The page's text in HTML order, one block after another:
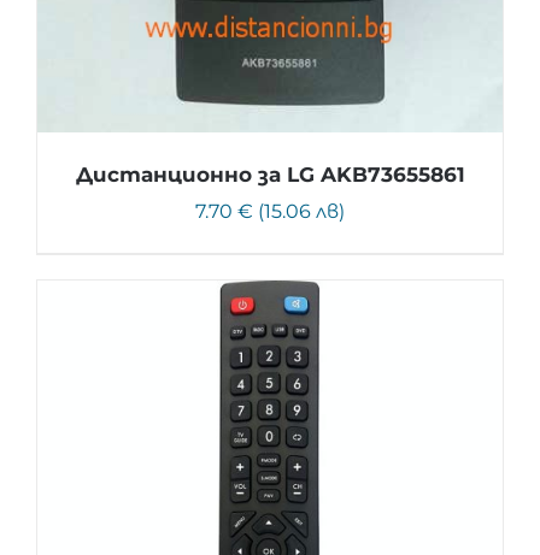
Дистанционно за LG AKB73655861
7.70 € (15.06 лв)